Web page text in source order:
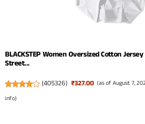
BLACKSTEP Women Oversized Cotton
Street...
(405326) ₹327.00 (as of August 7,
info)